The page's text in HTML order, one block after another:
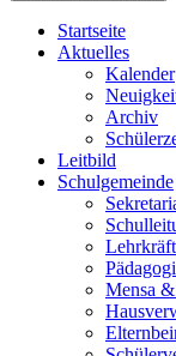
Startseite
Aktuelles
Kalender
Archiv
Leitbild
Schulgemeinde
Mensa